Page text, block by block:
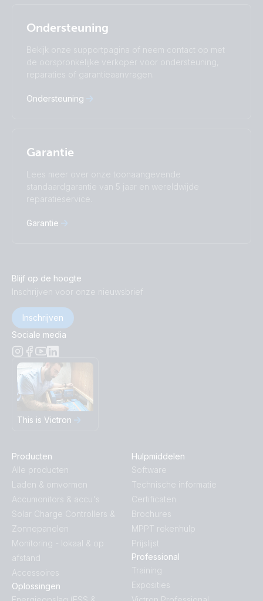
Română
Türkçe
Ελληνικά
Русский
Українська
中國人
Ondersteuning
Bekijk onze supportpagina of neem contact op met
de oorspronkelijke verkoper voor ondersteuning,
reparaties of garantieaanvragen.
Ondersteuning
Garantie
Lees meer over onze toonaangevende
standaardgarantie van 5 jaar en wereldwijde
reparatieservice.
Garantie
Blijf op de hoogte
Inschrijven voor onze nieuwsbrief
Inschrijven
Sociale media
This is Victron
Producten
Alle producten
Laden & omvormen
Accumonitors & accu's
Solar Charge Controllers &
Zonnepanelen
Monitoring - lokaal & op
afstand
Accessoires
Oplossingen
Hulpmiddelen
Software
Technische informatie
Certificaten
Brochures
MPPT rekenhulp
Prijslijst
Professional
Training
Exposities